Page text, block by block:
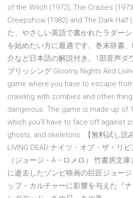
of the Witch (1972), The Crazies
Creepshow (1982) and The Dark Half
た、やさしい英語で書かれたラダー
を始めたい方に最適です。巻末辞書
介など日本語の解説付き。1部音声ダ
ブリッシング Gloomy Nights And
game where you have to escape
crawling with zombies and other
dangerous. The game is made up of
which you'll have to face off against
ghosts, and skeletons. 【無料試し読
LIVING DEAD ナイツ・オブ・ザ・リ
（ジョージ・A・ロメロ）:竹書房文
に逝去したゾンビ映画の巨匠ジョー
ップ・カルチャーに影響を与えた『